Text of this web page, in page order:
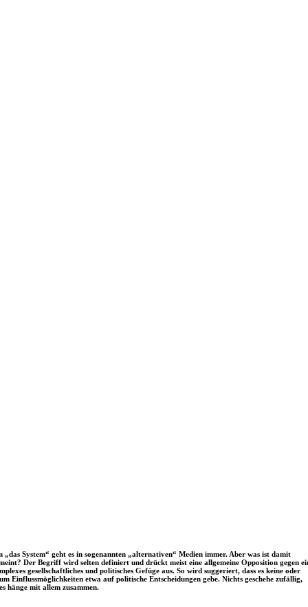
„das System“ geht es in soge­nann­ten „alter­na­ti­ven“ Medien immer. Aber was ist damit
Der Begriff wird selten defi­niert und drückt meist eine all­ge­meine Oppo­si­tion gegen
gesell­schaft­li­ches und poli­ti­sches Gefüge aus. So wird sug­ge­riert, dass es keine oder
Ein­fluss­mög­lich­kei­ten etwa auf poli­ti­sche Ent­schei­dun­gen gebe. Nichts geschehe zufäl­lig,
hänge mit allem zusammen.